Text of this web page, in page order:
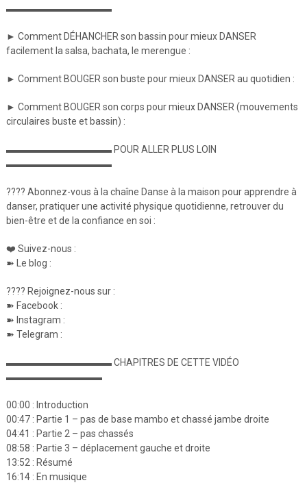
▬▬▬▬▬▬▬▬▬▬▬
► Comment DÉHANCHER son bassin pour mieux DANSER
facilement la salsa, bachata, le merengue :
► Comment BOUGER son buste pour mieux DANSER au quotidien :
► Comment BOUGER son corps pour mieux DANSER (mouvements
circulaires buste et bassin) :
▬▬▬▬▬▬▬▬▬▬▬ POUR ALLER PLUS LOIN
▬▬▬▬▬▬▬▬▬▬▬
???? Abonnez-vous à la chaîne Danse à la maison pour apprendre à
danser, pratiquer une activité physique quotidienne, retrouver du
bien-être et de la confiance en soi :
❤️ Suivez-nous :
➽ Le blog :
???? Rejoignez-nous sur :
➽ Facebook :
➽ Instagram :
➽ Telegram :
▬▬▬▬▬▬▬▬▬▬▬ CHAPITRES DE CETTE VIDÉO
▬▬▬▬▬▬▬▬▬▬
00:00 : Introduction
00:47 : Partie 1 – pas de base mambo et chassé jambe droite
04:41 : Partie 2 – pas chassés
08:58 : Partie 3 – déplacement gauche et droite
13:52 : Résumé
16:14 : En musique